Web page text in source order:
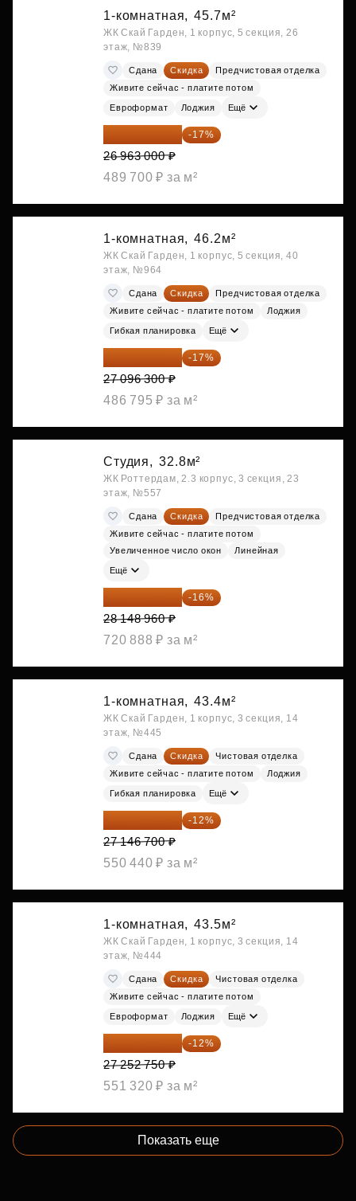
1-комнатная, 45.7м²
ЖК Скай Гарден, 1 корпус, 5 секция, 26
этаж, №839
Сдана Скидка
Предчистовая отделка
Живите сейчас - платите потом
Евроформат Лоджия Ещё
22 379 290 ₽ -17%
26 963 000 ₽
489 700 ₽ за м²
1-комнатная, 46.2м²
ЖК Скай Гарден, 1 корпус, 5 секция, 40
этаж, №964
Сдана Скидка
Предчистовая отделка
Живите сейчас - платите потом
Лоджия
Гибкая планировка Ещё
22 489 929 ₽ -17%
27 096 300 ₽
486 795 ₽ за м²
Студия, 32.8м²
ЖК Роттердам, 2.3 корпус, 3 секция, 23
этаж, №557
Сдана Скидка
Предчистовая отделка
Живите сейчас - платите потом
Увеличенное число окон
Линейная
Ещё
23 645 126 ₽ -16%
28 148 960 ₽
720 888 ₽ за м²
1-комнатная, 43.4м²
ЖК Скай Гарден, 1 корпус, 3 секция, 14
этаж, №445
Сдана Скидка
Чистовая отделка
Живите сейчас - платите потом
Лоджия
Гибкая планировка Ещё
23 889 096 ₽ -12%
27 146 700 ₽
550 440 ₽ за м²
1-комнатная, 43.5м²
ЖК Скай Гарден, 1 корпус, 3 секция, 14
этаж, №444
Сдана Скидка
Чистовая отделка
Живите сейчас - платите потом
Евроформат Лоджия Ещё
23 982 420 ₽ -12%
27 252 750 ₽
551 320 ₽ за м²
Показать еще